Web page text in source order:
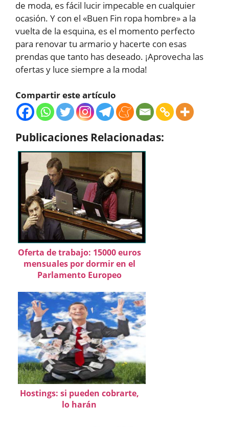
de moda, es fácil lucir impecable en cualquier
ocasión. Y con el «Buen Fin ropa hombre» a la
vuelta de la esquina, es el momento perfecto
para renovar tu armario y hacerte con esas
prendas que tanto has deseado. ¡Aprovecha las
ofertas y luce siempre a la moda!
Compartir este artículo
Publicaciones Relacionadas:
Oferta de trabajo: 15000 euros
mensuales por dormir en el
Parlamento Europeo
Hostings: si pueden cobrarte,
lo harán